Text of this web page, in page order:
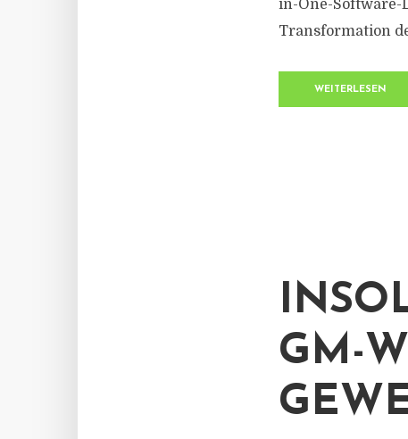
in-One-
Transformation
WEITERLESEN
GM-